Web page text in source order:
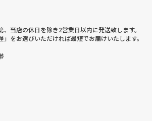
、当店の休日を除き2営業日以内に発送致します。
」をお選びいただければ最短でお届けいたします。